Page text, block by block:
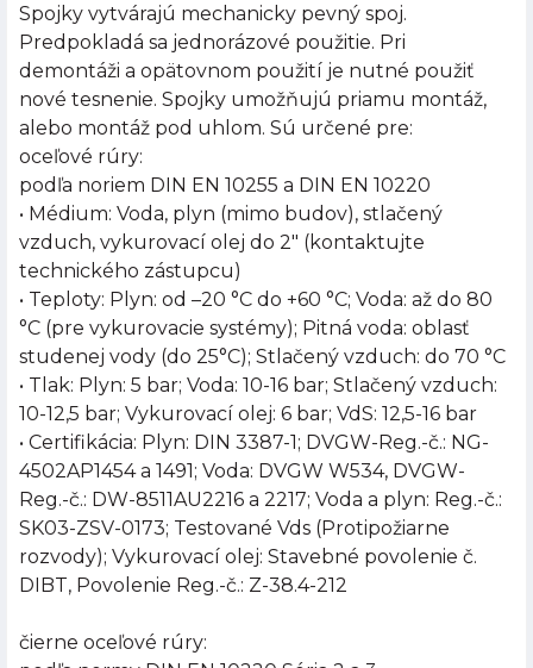
Spojky vytvárajú mechanicky pevný spoj.
Predpokladá sa jednorázové použitie. Pri
demontáži a opätovnom použití je nutné použiť
nové tesnenie. Spojky umožňujú priamu montáž,
alebo montáž pod uhlom. Sú určené pre:
oceľové rúry:
podľa noriem DIN EN 10255 a DIN EN 10220
• Médium: Voda, plyn (mimo budov), stlačený
vzduch, vykurovací olej do 2" (kontaktujte
technického zástupcu)
• Teploty: Plyn: od –20 °C do +60 °C; Voda: až do 80
°C (pre vykurovacie systémy); Pitná voda: oblasť
studenej vody (do 25°C); Stlačený vzduch: do 70 °C
• Tlak: Plyn: 5 bar; Voda: 10-16 bar; Stlačený vzduch:
10-12,5 bar; Vykurovací olej: 6 bar; VdS: 12,5-16 bar
• Certifikácia: Plyn: DIN 3387-1; DVGW-Reg.-č.: NG-
4502AP1454 a 1491; Voda: DVGW W534, DVGW-
Reg.-č.: DW-8511AU2216 a 2217; Voda a plyn: Reg.-č.:
SK03-ZSV-0173; Testované Vds (Protipožiarne
rozvody); Vykurovací olej: Stavebné povolenie č.
DIBT, Povolenie Reg.-č.: Z-38.4-212
čierne oceľové rúry: